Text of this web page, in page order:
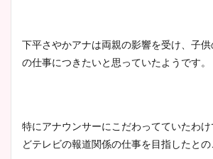
プ画像ま
安藤萌々
ニット衣
下平さやかアナは両親の影響を受け、子
の仕事につきたいと思っていたようです。
特にアナウンサーにこだわってていたわ
どテレビの報道関係の仕事を目指したとの